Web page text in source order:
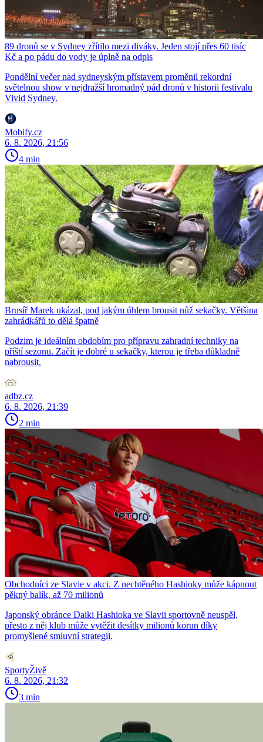
89 dronů se v Sydney zřítilo mezi diváky. Jeden stojí přes 60 tisíc
Kč a po pádu do vody je úplně na odpis
Pondělní večer nad sydneyským přístavem proměnil rekordní
světelnou show v nejdražší hromadný pád dronů v historii festivalu
Vivid Sydney.
Mobify.cz
6. 8. 2026, 21:56
4 min
Brusíř Marek ukázal, pod jakým úhlem brousit nůž sekačky. Většina
zahrádkářů to dělá špatně
Podzim je ideálním obdobím pro přípravu zahradní techniky na
příští sezonu. Začít je dobré u sekačky, kterou je třeba důkladně
nabrousit.
adbz.cz
6. 8. 2026, 21:39
2 min
Obchodníci ze Slavie v akci. Z nechtěného Hashioky může kápnout
pěkný balík, až 70 milionů
Japonský obránce Daiki Hashioka ve Slavii sportovně neuspěl,
přesto z něj klub může vytěžit desítky milionů korun díky
promyšlené smluvní strategii.
SportyŽivě
6. 8. 2026, 21:32
3 min